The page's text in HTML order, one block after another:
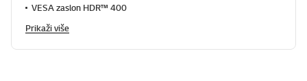
VESA zaslon HDR™ 400
Prikaži više